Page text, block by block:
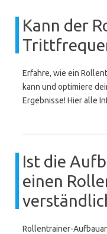
Kann der
Erfahre, wie ein
kann und optimiere
Ergebnisse! Hier alle
Ist die
einen
Rollentrainer-